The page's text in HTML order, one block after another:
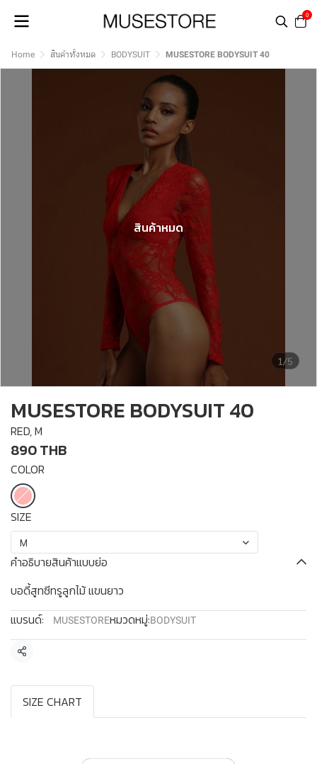
0
Home สินค้าทั้งหมด BODYSUIT MUSESTORE BODYSUIT 40
1/5
สินค้าหมด
MUSESTORE BODYSUIT 40
RED, M
890 THB
COLOR
SIZE
M
คำอธิบายสินค้าแบบย่อ
บอดี้สูทซีทรูลูกไม้ แขนยาว
แบรนด์:
MUSESTOREหมวดหมู่:BODYSUIT
แชร์
SIZE CHART